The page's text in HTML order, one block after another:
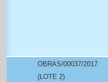
OBRAS/00037/2017
(LOTE 2)